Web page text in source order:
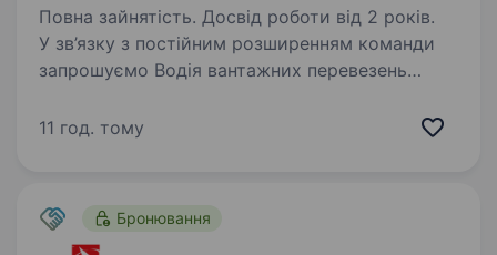
Повна зайнятість. Досвід роботи від 2 років.
У зв’язку з постійним розширенням команди
запрошуємо Водія вантажних перевезень
пошти та забезпечуємо перевезення вантажів
11 год. тому
Бронювання